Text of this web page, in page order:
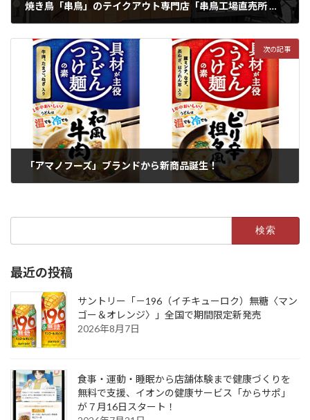
焼き鳥「串鳥」のテイクアウト専門店「串鳥工場直売所 」2月15日にオープン!!
次の記事
「アマノフーズ」ブランドから新商品誕生！
最近の投稿
サントリー「－196（イチキューロク）無糖〈マン
ゴー＆オレンジ〉」全国で期間限定新発売
2026年8月7日
食事・運動・睡眠から店舗体験まで健康づくりを
無料で支援、イオンの健康サービス「からサポ」
が７月16日スタート！